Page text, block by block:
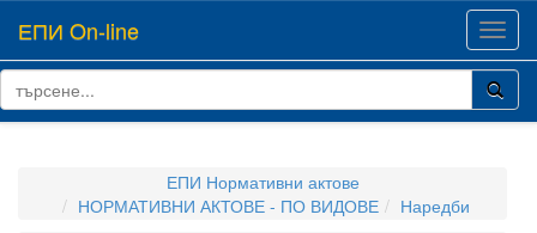
ЕПИ On-line
ЕПИ Нормативни актове
НОРМАТИВНИ АКТОВЕ - ПО ВИДОВЕ
Наредби